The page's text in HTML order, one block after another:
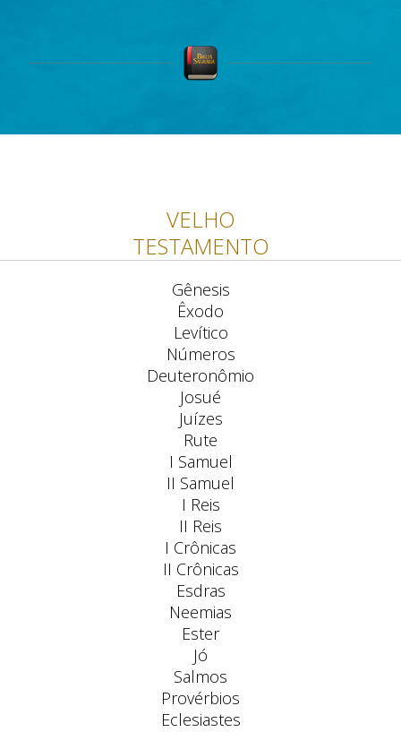
VELHO
TESTAMENTO
Gênesis
Êxodo
Levítico
Números
Deuteronômio
Josué
Juízes
Rute
I Samuel
II Samuel
I Reis
II Reis
I Crônicas
II Crônicas
Esdras
Neemias
Ester
Jó
Salmos
Provérbios
Eclesiastes